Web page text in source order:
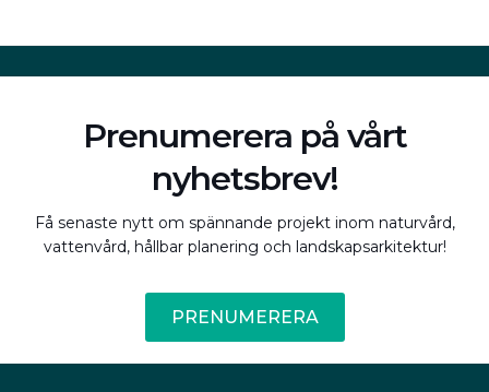
Prenumerera på vårt
nyhetsbrev!
Få senaste nytt om spännande projekt inom naturvård,
vattenvård, hållbar planering och landskapsarkitektur!
PRENUMERERA